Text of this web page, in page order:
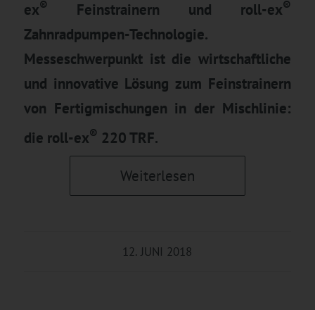
ex® Feinstrainern und roll-ex®
Zahnradpumpen-Technologie.
Messeschwerpunkt ist die wirtschaftliche
und innovative Lösung zum Feinstrainern
von Fertigmischungen in der Mischlinie:
die roll-ex® 220 TRF.
Weiterlesen
12. JUNI 2018